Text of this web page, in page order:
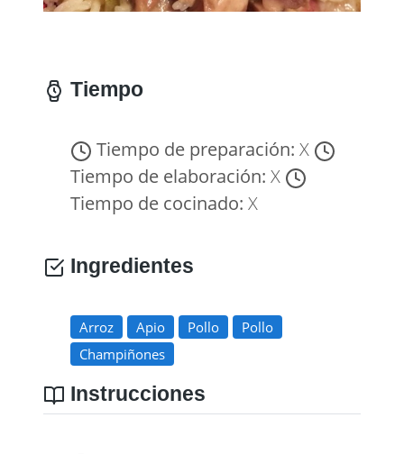
Tiempo
Tiempo de preparación: X
Tiempo de elaboración: X
Tiempo de cocinado: X
Ingredientes
Arroz Apio Pollo
Pollo
Champiñones
Instrucciones